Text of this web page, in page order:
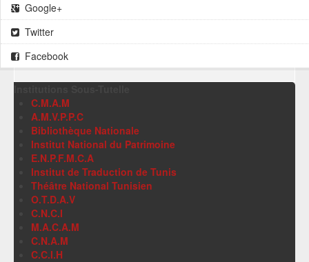
Google+
Twitter
Facebook
C.M.A.M
A.M.V.P.P.C
Bibliothèque Nationale
Institut National du Patrimoine
E.N.P.F.M.C.A
Institut de Traduction de Tunis
Théâtre National Tunisien
O.T.D.A.V
C.N.C.I
M.A.C.A.M
C.N.A.M
C.C.I.H